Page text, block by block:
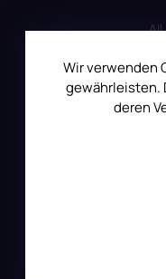
Wir verwenden
gewährleisten.
deren
All